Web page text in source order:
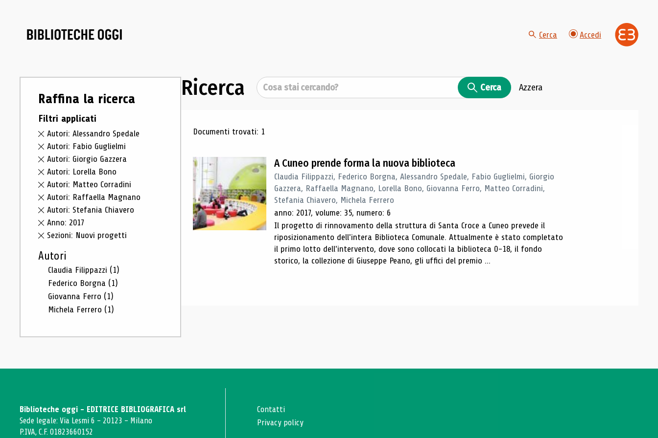
Cerca Accedi
Raffina la ricerca
Filtri applicati
Autori: Alessandro Spedale
Autori: Fabio Guglielmi
Autori: Giorgio Gazzera
Autori: Lorella Bono
Autori: Matteo Corradini
Autori: Raffaella Magnano
Autori: Stefania Chiavero
Anno: 2017
Sezioni: Nuovi progetti
Autori
Claudia Filippazzi (1)
Federico Borgna (1)
Giovanna Ferro (1)
Michela Ferrero (1)
Ricerca Cerca Cerca Azzera
Risultati di ricerca
Documenti trovati: 1
A Cuneo prende forma la nuova biblioteca
Claudia Filippazzi, Federico Borgna, Alessandro Spedale, Fabio Guglielmi, Giorgio
Gazzera, Raffaella Magnano, Lorella Bono, Giovanna Ferro, Matteo Corradini,
Stefania Chiavero, Michela Ferrero
anno: 2017, volume: 35, numero: 6
Il progetto di rinnovamento della struttura di Santa Croce a Cuneo prevede il
riposizionamento dell'intera Biblioteca Comunale. Attualmente è stato completato
il primo lotto dell'intervento, dove sono collocati la biblioteca 0-18, il fondo
storico, la collezione di Giuseppe Peano, gli uffici del premio ...
Biblioteche oggi - EDITRICE BIBLIOGRAFICA srl
Sede legale: Via Lesmi 6 - 20123 - Milano
P.IVA, C.F. 01823660152
Contatti
Privacy policy